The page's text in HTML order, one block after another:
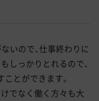
ないので、仕事終わりに
しっかりとれるので、
とができます。
でなく働く方々も大